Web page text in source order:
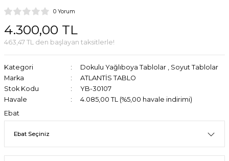
0 Yorum
4.300,00 TL
463,47 TL den başlayan taksitlerle!
Kategori Dokulu Yağlıboya Tablolar , Soyut Tablolar
Marka
ATLANTİS TABLO
Stok Kodu
YB-30107
Havale
4.085,00 TL (%5,00 havale indirimi)
Ebat